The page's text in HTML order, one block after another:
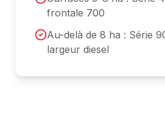
frontale 700
Au-delà de 8 ha : Série
largeur diesel